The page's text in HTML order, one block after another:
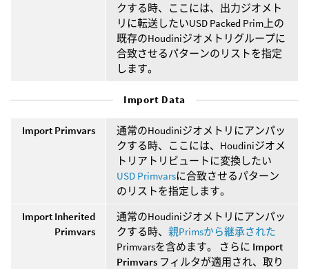
クする時、ここには、出力ジオメト
リに転送したいUSD Packed Prim上の
既存のHoudiniジオメトリグループに
合致させるパターンのリストを指定
します。
Import Data
Import Primvars
通常のHoudiniジオメトリにアンパッ
クする時、ここには、Houdiniジオメ
トリアトリビュートに変換したい
USD Primvarsに合致させるパターン
のリストを指定します。
Import Inherited
Primvars
通常のHoudiniジオメトリにアンパッ
クする時、 親Primsから継承された
Primvarsを含めます。 さらに Import
Primvars フィルタが適用され、取り